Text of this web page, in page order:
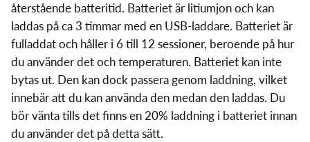
återstående batteritid. Batteriet är litiumjon och kan
laddas på ca 3 timmar med en USB-laddare. Batteriet är
fulladdat och håller i 6 till 12 sessioner, beroende på hur
du använder det och temperaturen. Batteriet kan inte
bytas ut. Den kan dock passera genom laddning, vilket
innebär att du kan använda den medan den laddas. Du
bör vänta tills det finns en 20% laddning i batteriet innan
du använder det på detta sätt.